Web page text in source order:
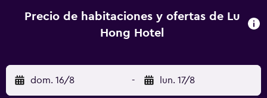
Precio de habitaciones y ofertas de Lu
Hong Hotel
dom. 16/8 - lun. 17/8